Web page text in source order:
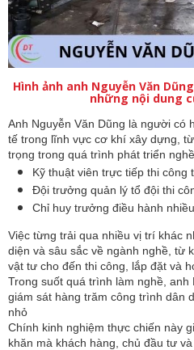
Hình ảnh anh Nguyễn Văn
những nội dung
Anh Nguyễn Văn Dũng là người có
tế trong lĩnh vực cơ khí xây dựng,
trọng trong quá trình phát triển
Kỹ thuật viên trực tiếp thi công
Đội trưởng quản lý tổ đội thi
Chỉ huy trưởng điều hành
Việc từng trải qua nhiều vị trí khác
diện và sâu sắc về ngành nghề, từ
vật tư cho đến thi công, lắp đặt và
Trong suốt quá trình làm nghề,
giám sát hàng trăm công trình dân
nhỏ
Chính kinh nghiệm thực chiến này
khăn mà khách hàng, chủ đầu tư